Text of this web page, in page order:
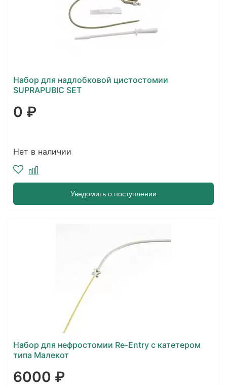
Набор для надлобковой цистостомии
SUPRAPUBIC SET
0 ₽
Нет в наличии
Уведомить о поступлении
Набор для нефростомии Re-Entry с катетером
типа Малекот
6000 ₽